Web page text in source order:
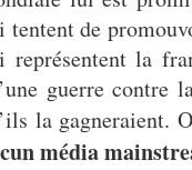
tentent de
représentent la
guerre contre
la gagneraient.
média